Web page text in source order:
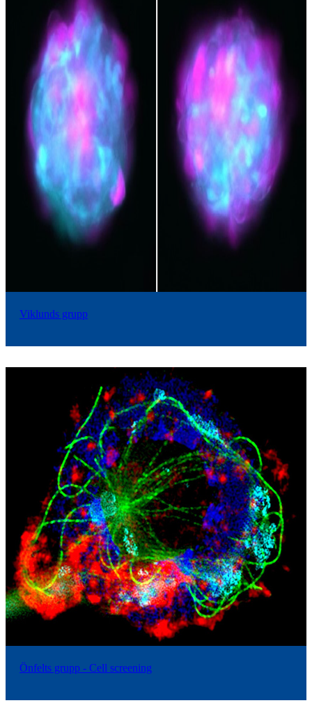
Viklunds grupp
Önfelts grupp - Cell screening